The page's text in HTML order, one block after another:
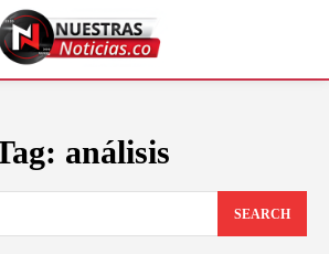
análisis
SEARCH